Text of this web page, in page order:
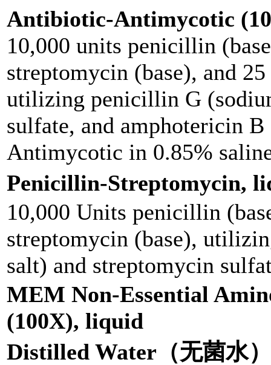
Antibiotic-Antimycotic
10,000 units penicillin
streptomycin (base), and
utilizing penicillin G
sulfate, and amphotericin
Antimycotic in 0.85%
Penicillin-Streptomycin,
10,000 Units penicillin
streptomycin (base),
salt) and streptomycin
MEM Non-Essential
(100X), liquid
Distilled Water（无菌水）